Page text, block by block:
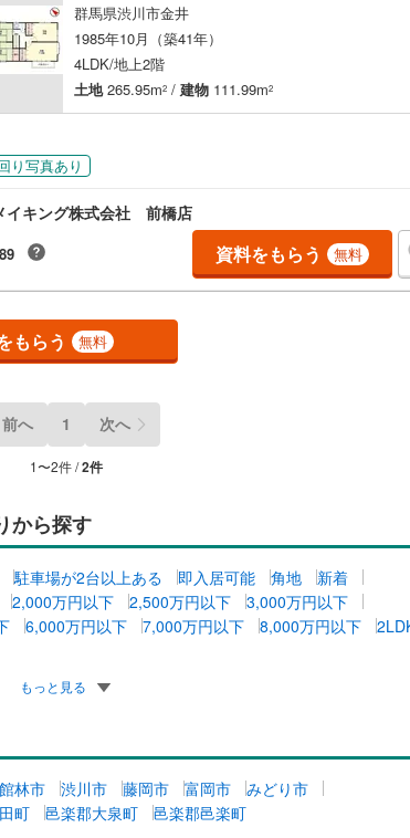
群馬県渋川市金井
1985年10月（築41年）
4LDK/地上2階
土地265.95m2 / 建物 111.99m2
り写真あり
イキング株式会社 前橋店
資料をもらう 無料
もらう 無料
前へ 1 次へ
1〜2件 /2件
から探す
駐車場が2台以上ある 即入居可能 角地
新着
2,000万円以下 2,500万円以下
3,000万円以下
6,000万円以下 7,000万円以下 8,000万円以下
もっと見る
館林市 渋川市 藤岡市 富岡市
みどり市
町 邑楽郡大泉町 邑楽郡邑楽町
入居関連など
0）
（1）
ローゼット
床下収納 （2）
・品質・工法関連
見(相談)可（0） IT重説可 （0）
とは？